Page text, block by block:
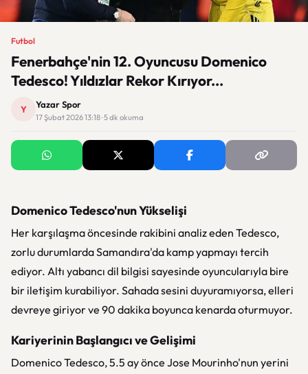
Futbol
Fenerbahçe'nin 12. Oyuncusu Domenico
Tedesco! Yıldızlar Rekor Kırıyor...
Y Yazar Spor
17 Şubat 2026 13:18 · 5 dk okuma
Domenico Tedesco'nun Yükselişi
Her karşılaşma öncesinde rakibini analiz eden Tedesco,
zorlu durumlarda Samandıra'da kamp yapmayı tercih
ediyor. Altı yabancı dil bilgisi sayesinde oyuncularıyla bire
bir iletişim kurabiliyor. Sahada sesini duyuramıyorsa, elleri
devreye giriyor ve 90 dakika boyunca kenarda oturmuyor.
Kariyerinin Başlangıcı ve Gelişimi
Domenico Tedesco, 5.5 ay önce Jose Mourinho'nun yerini